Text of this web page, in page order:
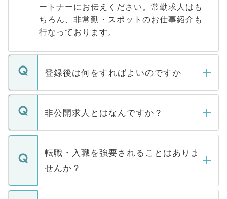
ートナーにお伝えください。常勤求人はも
ちろん、非常勤・スポットのお仕事紹介も
行なっております。
登録後は何をすればよいのですか
ご登録いただきましたら、弊社担当者がご
登録内容を確認し、その後メールもしくは
ます。通常、5営業日以内にはご連絡をせて
いただきますので、しばらくお待ちくださ
非公開求人とはなんですか？
マイナビDOCTORで取り扱っている求人の
うち約3割は、Webサイトからご覧いただ
けない「非公開求人」です。非公開求人は
下記の理由によって、一般には公開してい
ません。
転職・入職を強要されることはありま
せんか？
転職・入職を強要することは一切ありませ